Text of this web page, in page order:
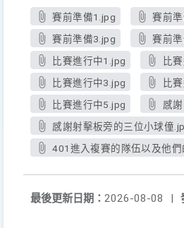
賽前準備1.jpg
賽前
賽前準備3.jpg
賽前
比賽進行中1.jpg
比
比賽進行中3.jpg
比
比賽進行中5.jpg
感
感謝射擊板旁的三位小球僮
401進入複賽的隊伍以及他
最後更新日期： 2026-08-08
|